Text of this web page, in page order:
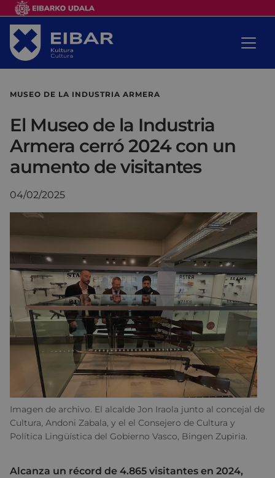
MUSEO DE LA INDUSTRIA ARMERA
El Museo de la Industria
Armera cerró 2024 con un
aumento de visitantes
04/02/2025
Imagen de archivo. El alcalde Jon Iraola junto al concejal de
Cultura, Andoni Zabala, y el el Consejero de Cultura y
Política Lingüística del Gobierno Vasco, Bingen Zupiria.
Alcanza un récord de 4.865 visitantes en 2024,